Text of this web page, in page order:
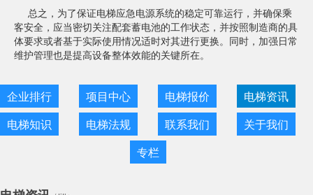
总之，为了保证电梯应急电源系统的稳定可靠运行，并确保乘
客安全，应当密切关注配套蓄电池的工作状态，并按照制造商的具
体要求或者基于实际使用情况适时对其进行更换。同时，加强日常
维护管理也是提高设备整体效能的关键所在。
企业排行 项目中心 电梯报价
电梯资讯
电梯知识
电梯法规 联系我们
关于我们
专栏